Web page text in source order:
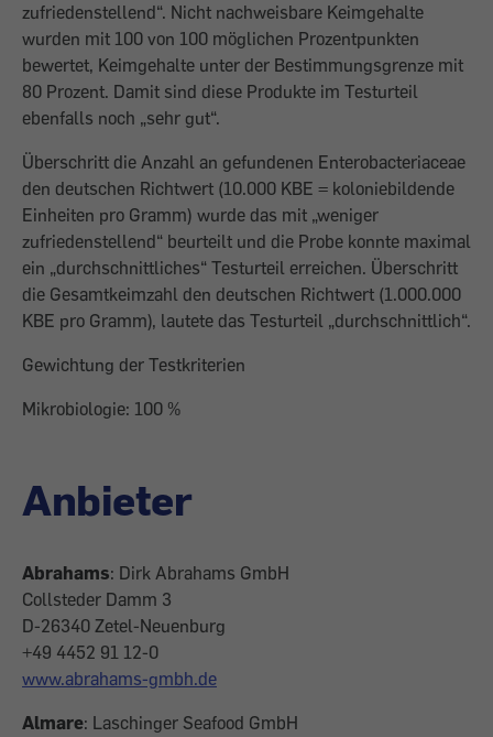
zufriedenstellend“. Nicht nachweisbare Keimgehalte
wurden mit 100 von 100 möglichen Prozentpunkten
bewertet, Keimgehalte unter der Bestimmungsgrenze mit
80 Prozent. Damit sind diese Produkte im Testurteil
ebenfalls noch „sehr gut“.
Überschritt die Anzahl an gefundenen Enterobacteriaceae
den deutschen Richtwert (10.000 KBE = koloniebildende
Einheiten pro Gramm) wurde das mit „weniger
zufriedenstellend“ beurteilt und die Probe konnte maximal
ein „durchschnittliches“ Testurteil erreichen. Überschritt
die Gesamtkeimzahl den deutschen Richtwert (1.000.000
KBE pro Gramm), lautete das Testurteil „durchschnittlich“.
Gewichtung der Testkriterien
Mikrobiologie: 100 %
Anbieter
Abrahams: Dirk Abrahams GmbH
Collsteder Damm 3
D-26340 Zetel-Neuenburg
+49 4452 91 12-0
www.abrahams-gmbh.de
Almare: Laschinger Seafood GmbH